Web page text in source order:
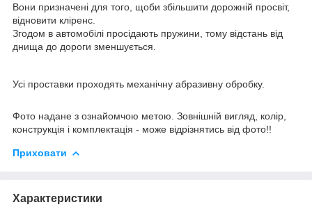
Вони призначені для того, щоби збільшити дорожній просвіт,
відновити кліренс.
Згодом в автомобілі просідають пружини, тому відстань від
днища до дороги зменшується.
Усі проставки проходять механічну абразивну обробку.
Фото надане з ознайомчою метою. Зовнішній вигляд, колір,
конструкція і комплектація - може відрізнятись від фото!!
Приховати
Характеристики